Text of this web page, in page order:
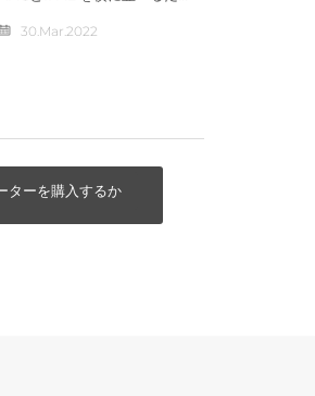
ユニバーサルコントロー
30.Mar.2022
ターを購入するか